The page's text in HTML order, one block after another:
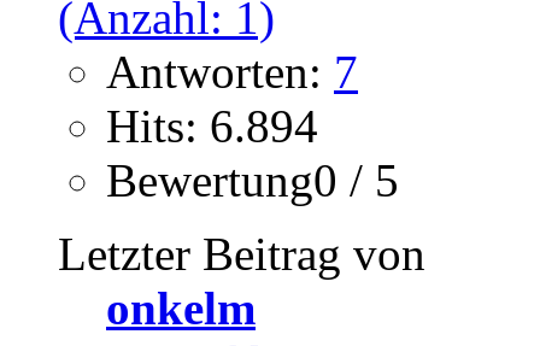
Antworten: 7
Hits: 6.894
Bewertung0 / 5
Letzter Beitrag von
onkelm